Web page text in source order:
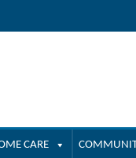
CARE